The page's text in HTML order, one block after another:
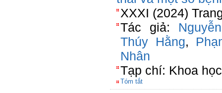
XXXI (2024)
Tác giả:
Thúy Hằng,
Nhân
Tạp chí: Khoa
Tóm tắt